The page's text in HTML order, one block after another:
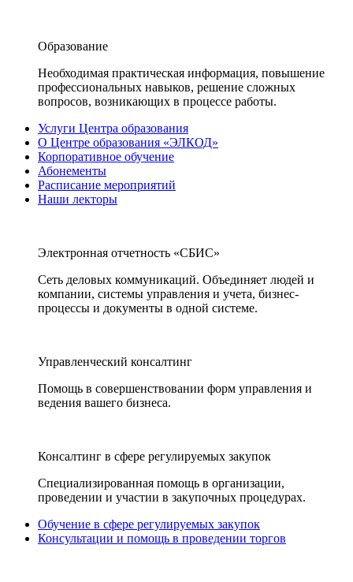
Образование
Необходимая практическая информация, повышение
профессиональных навыков, решение сложных
вопросов, возникающих в процессе работы.
Услуги Центра образования
О Центре образования «ЭЛКОД»
Корпоративное обучение
Абонементы
Расписание мероприятий
Наши лекторы
Электронная отчетность «СБИС»
Сеть деловых коммуникаций. Объединяет людей и
компании, системы управления и учета, бизнес-
процессы и документы в одной системе.
Управленческий консалтинг
Помощь в совершенствовании форм управления и
ведения вашего бизнеса.
Консалтинг в сфере регулируемых закупок
Специализированная помощь в организации,
проведении и участии в закупочных процедурах.
Обучение в сфере регулируемых закупок
Консультации и помощь в проведении торгов